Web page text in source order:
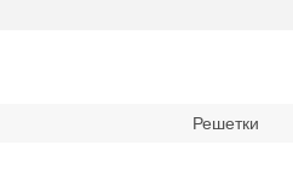
Решетки